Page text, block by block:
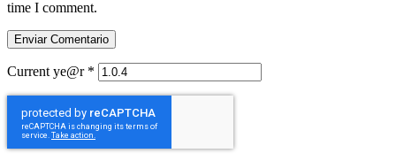
time I comment.
Current ye@r *